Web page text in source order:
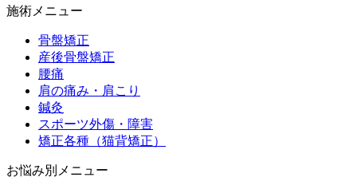
施術メニュー
骨盤矯正
産後骨盤矯正
腰痛
肩の痛み・肩こり
鍼灸
スポーツ外傷・障害
矯正各種（猫背矯正）
お悩み別メニュー